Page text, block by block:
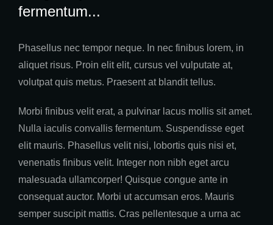
fermentum...
Phasellus nec tempor neque. In nec finibus lorem, in
aliquet risus. Proin elit elit, cursus vel vulputate at,
volutpat quis metus. Praesent at blandit tellus.
Morbi finibus velit erat, a pulvinar lacus mollis sit amet.
Nulla iaculis convallis fermentum. Suspendisse eget
elit mauris. Phasellus velit nisi, lobortis quis nisi et,
venenatis finibus velit. Integer non nibh eget arcu
malesuada ullamcorper! Quisque congue ante in
consequat auctor. Morbi ut accumsan eros. Mauris
semper suscipit mattis. Cras pellentesque a urna ac